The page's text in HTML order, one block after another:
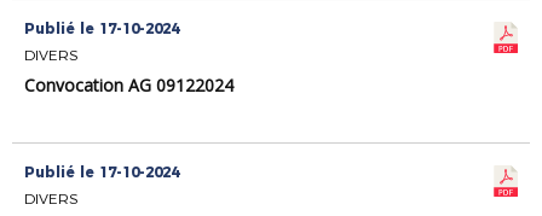
Publié le 17-10-2024
DIVERS
Convocation AG 09122024
Publié le 17-10-2024
DIVERS